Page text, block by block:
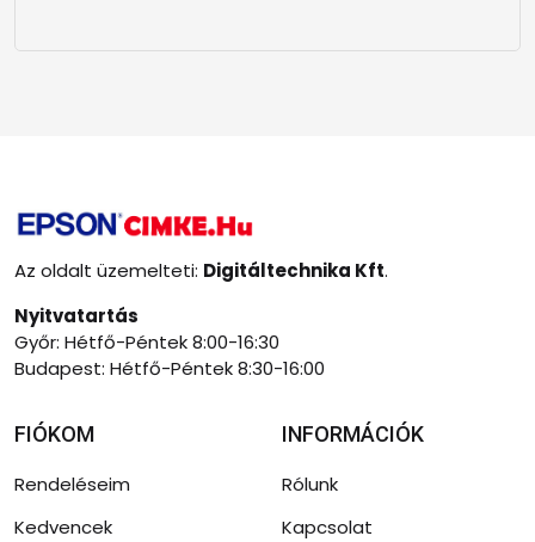
Az oldalt üzemelteti: Digitáltechnika Kft.
Nyitvatartás
Győr: Hétfő-Péntek 8:00-16:30
Budapest: Hétfő-Péntek 8:30-16:00
FIÓKOM
Rendeléseim
Kedvencek
INFORMÁCIÓK
Rólunk
Kapcsolat